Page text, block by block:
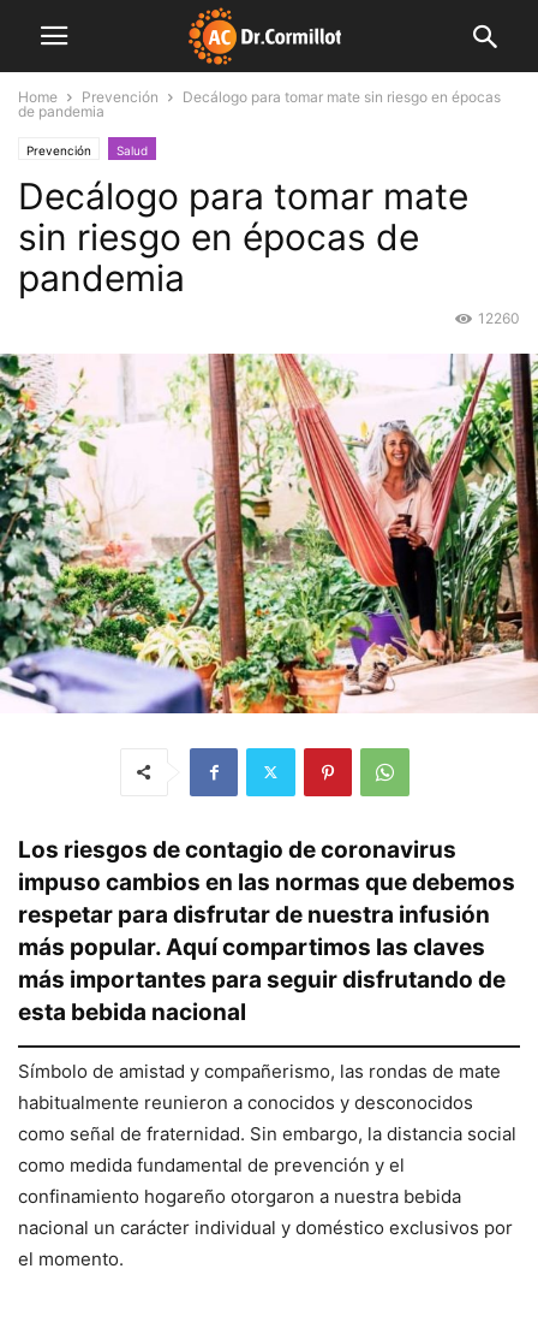
Home Prevención
Decálogo para tomar mate sin riesgo en épocas
de pandemia
Prevención Salud
Decálogo para tomar mate
sin riesgo en épocas de
pandemia
12260
Los riesgos de contagio de coronavirus
impuso cambios en las normas que debemos
respetar para disfrutar de nuestra infusión
más popular. Aquí compartimos las claves
más importantes para seguir disfrutando de
esta bebida nacional
Símbolo de amistad y compañerismo, las rondas de mate
habitualmente reunieron a conocidos y desconocidos
como señal de fraternidad. Sin embargo, la distancia social
como medida fundamental de prevención y el
confinamiento hogareño otorgaron a nuestra bebida
nacional un carácter individual y doméstico exclusivos por
el momento.